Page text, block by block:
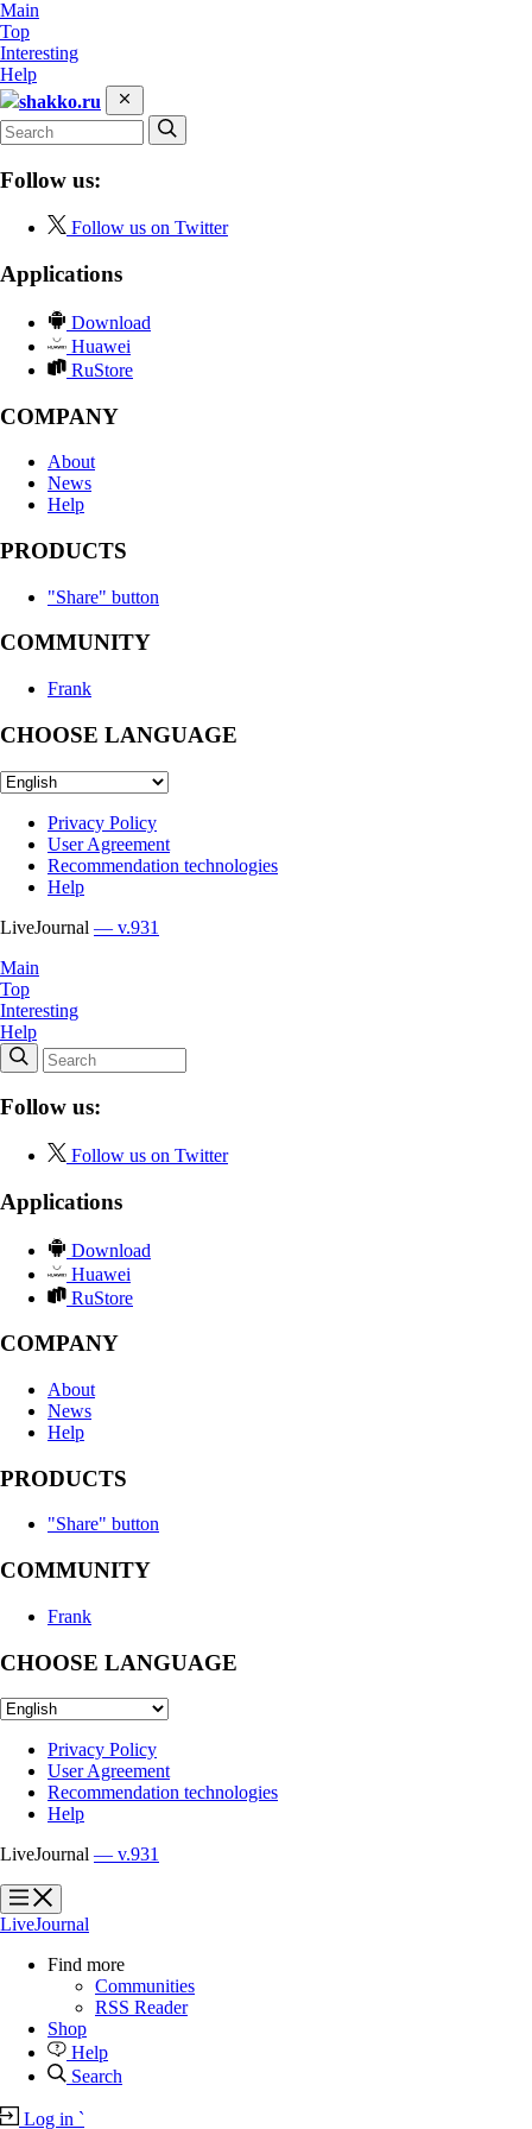
Main
Top
Interesting
Help
shakko.ru
Follow us:
Follow us on Twitter
Applications
Download
Huawei
RuStore
COMPANY
About
News
Help
PRODUCTS
"Share" button
COMMUNITY
Frank
CHOOSE LANGUAGE
Privacy Policy
User Agreement
Recommendation technologies
Help
LiveJournal — v.931
Main
Top
Interesting
Help
Follow us:
Follow us on Twitter
Applications
Download
Huawei
RuStore
COMPANY
About
News
Help
PRODUCTS
"Share" button
COMMUNITY
Frank
CHOOSE LANGUAGE
Privacy Policy
User Agreement
Recommendation technologies
Help
LiveJournal — v.931
?
?
LiveJournal
Find more
Communities
RSS Reader
Shop
Help
Search
Log in `